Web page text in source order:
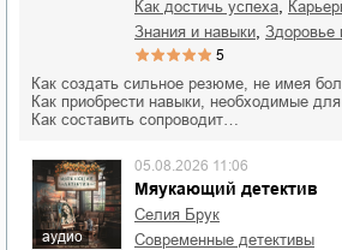
как достичь успеха
знания и навыки
5
Как создать сильное резюме, не имея
Как приобрести навыки, необходимые
Как составить сопроводит…
аудио
Мяукающий детектив
05.08.2026 11:06
Селия Брук
современные детективы